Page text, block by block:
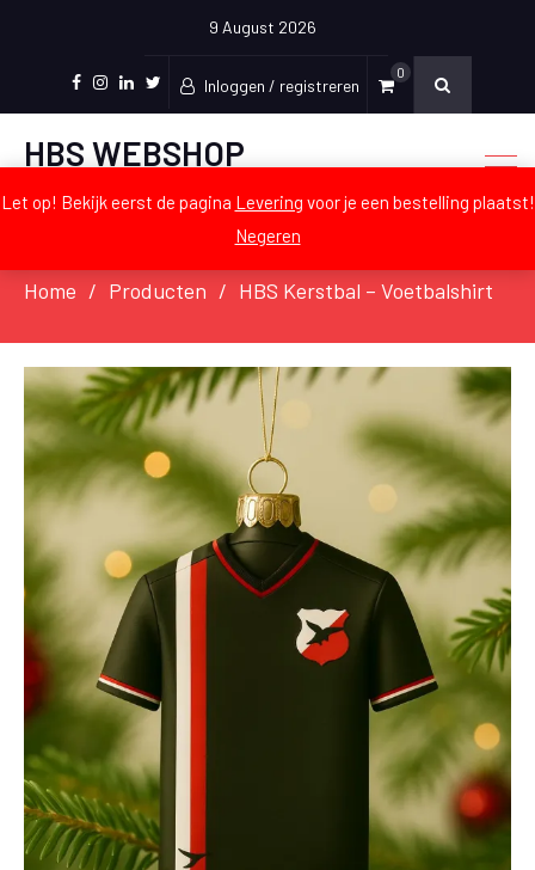
Let op! Bekijk eerst de pagina Levering voor je een bestelling plaatst!
Negeren
9 August 2026
Instagram
LinkedIn
Twitter
Inloggen / registreren
0
HBS WEBSHOP
Home Producten HBS Kerstbal – Voetbalshirt